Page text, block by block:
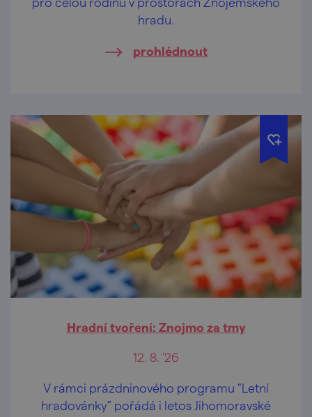
hradu.
prohlédnout
Hradní tvoření: Znojmo za tmy
12. 8. '26
V rámci prázdninového programu "Letní
hradovánky" pořádá i letos Jihomoravské